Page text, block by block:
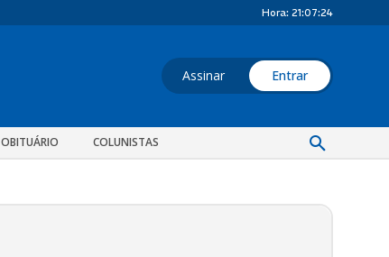
Hora: 21:07:24
Assinar Entrar
OBITUÁRIO COLUNISTAS